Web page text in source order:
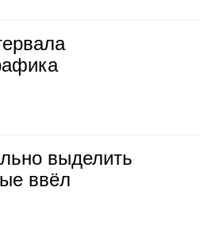
выде­лить
ввёл